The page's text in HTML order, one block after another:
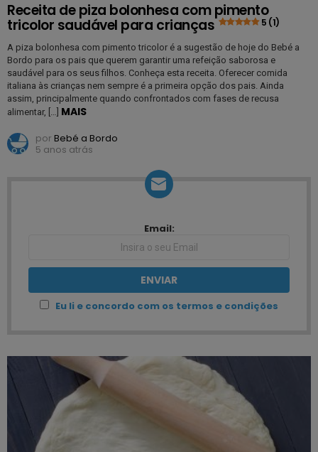
Receita de piza bolonhesa com pimento
tricolor saudável para crianças 5 (1)
A piza bolonhesa com pimento tricolor é a sugestão de hoje do Bebé a
Bordo para os pais que querem garantir uma refeição saborosa e
saudável para os seus filhos. Conheça esta receita. Oferecer comida
italiana às crianças nem sempre é a primeira opção dos pais. Ainda
assim, principalmente quando confrontados com fases de recusa
alimentar, […] MAIS
por Bebé a Bordo
5 anos atrás
Email:
Eu li e concordo com os termos e condições